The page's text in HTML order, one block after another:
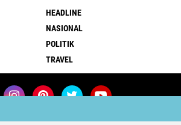
HEADLINE
NASIONAL
POLITIK
TRAVEL